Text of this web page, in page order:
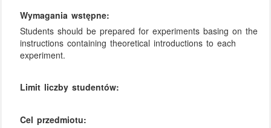
Wymagania wstępne:
Students should be prepared for experiments basing on the
instructions containing theoretical introductions to each
experiment.
Limit liczby studentów:
Cel przedmiotu: